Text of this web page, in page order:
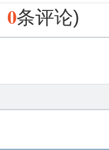
0条评论)